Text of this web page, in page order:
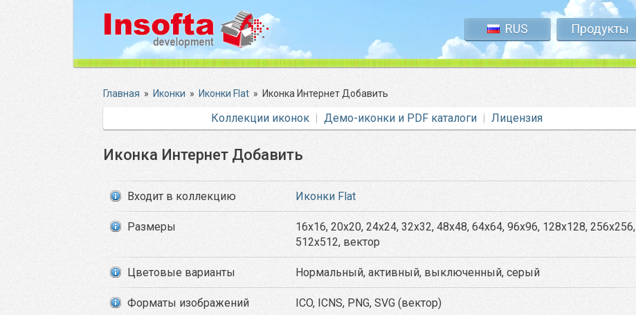
RUS Продукты
Главная » Иконки » Иконки Flat » Иконка Интернет Добавить
Коллекции иконок Демо-иконки и PDF каталоги Лицензия
Иконка Интернет Добавить
Входит в коллекцию Иконки Flat
Размеры
16x16, 20x20, 24x24, 32x32, 48x48, 64x64, 96x96, 128x128, 256x256,
512x512, вектор
Цветовые варианты Нормальный, активный, выключенный, серый
Форматы изображений ICO, ICNS, PNG, SVG (вектор)